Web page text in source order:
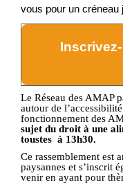
vous pour un créneau
Le Réseau des AMAP
autour de
fonctionnement des
sujet du droit à une
toustes à 13h30.
Ce rassemblement est
paysannes et s’inscrit
venir en ayant pour